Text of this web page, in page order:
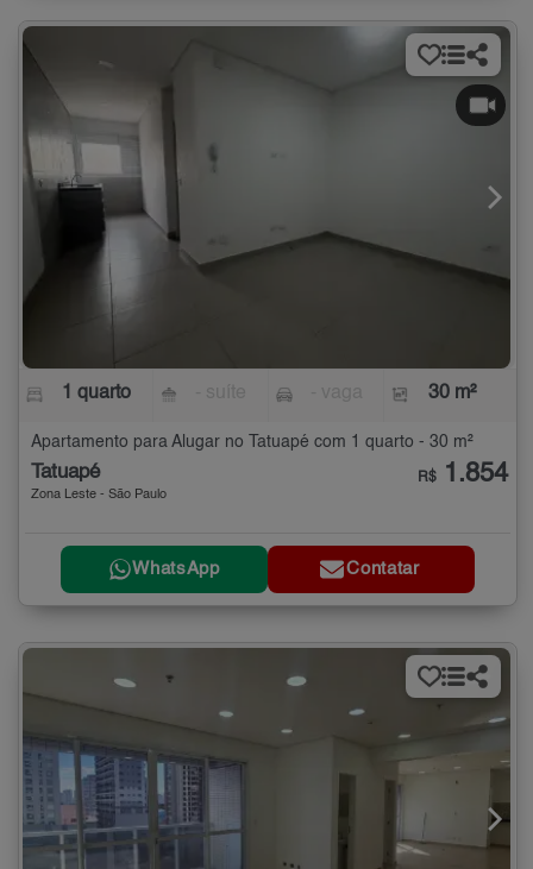
1 quarto 30 m²
Apartamento para Alugar no Tatuapé com 1 quarto - 30 m²
Tatuapé
Zona Leste - São Paulo
R$ 1.854
WhatsApp Contatar